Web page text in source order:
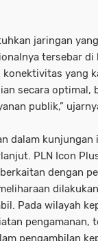
jaringan
tersebar di
yang
secara optimal,
publik,”
dalam
PLN Icon
dengan
Pada wilayah
pengamanan,
pengambilan